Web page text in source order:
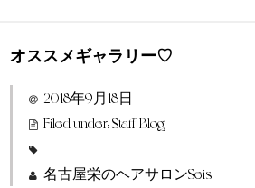
ホーム
特定商取引法に基づく表示
オススメギャラリー♡
2018年9月18日
Filed under:Staff Blog
名古屋栄のヘアサロンSeis